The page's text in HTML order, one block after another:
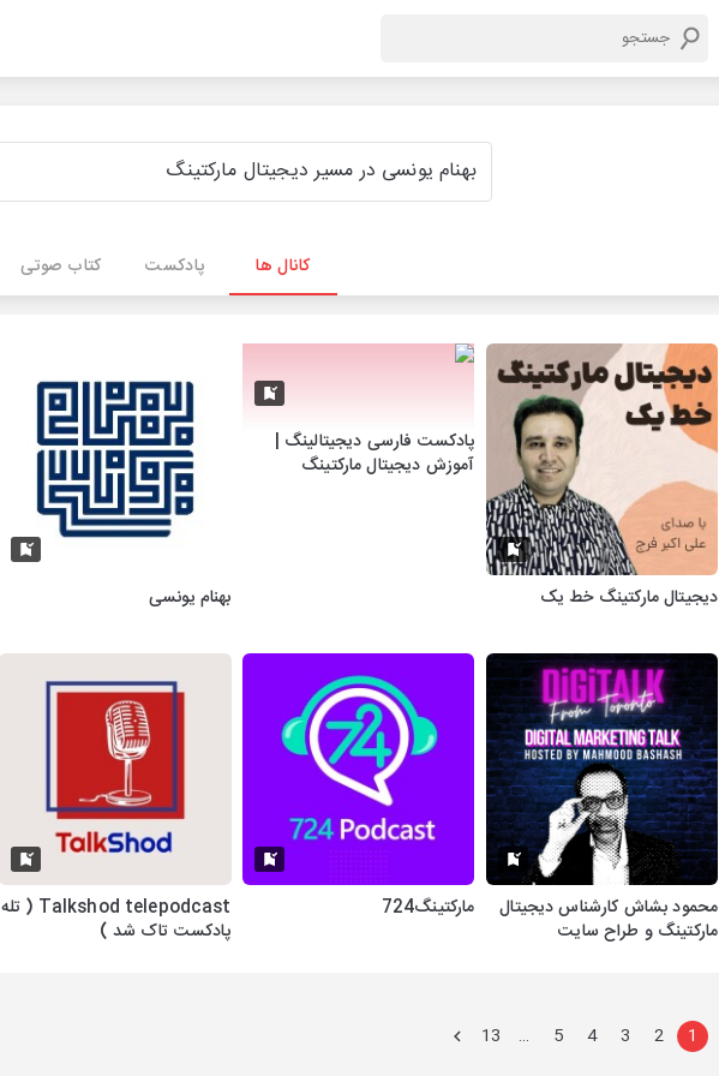
کانال ها پادکست کتاب صوتی
دیجیتال مارکتینگ خط یک
پادکست فارسی دیجیتالینگ |
آموزش دیجیتال مارکتینگ
بهنام یونسی
محمود بشاش کارشناس دیجیتال
مارکتینگ و طراح سایت
مارکتینگ724
Talkshod telepodcast ( تله
پادکست تاک شد )
1
2
3
4
5
…
13